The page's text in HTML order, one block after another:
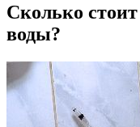
Сколько
воды?